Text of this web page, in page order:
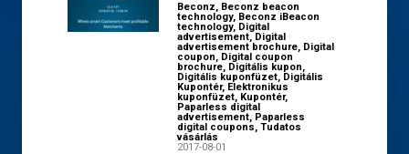
Beconz, Beconz beacon
technology, Beconz iBeacon
technology, Digital
advertisement, Digital
advertisement brochure, Digital
coupon, Digital coupon
brochure, Digitális kupon,
Digitális kuponfüzet, Digitális
Kupontér, Elektronikus
kuponfüzet, Kupontér,
Paparless digital
advertisement, Paparless
digital coupons, Tudatos
vásárlás
2017-08-01